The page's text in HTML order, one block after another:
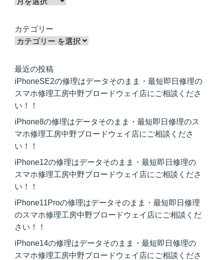
カテゴリー
最近の投稿
iPhoneSE2の修理はデータそのまま・最短即日修理の
スマホ修理工房中野ブロードウェイ店にご相談くださ
い！！
iPhone8の修理はデータそのまま・最短即日修理のス
マホ修理工房中野ブロードウェイ店にご相談くださ
い！！
iPhone12の修理はデータそのまま・最短即日修理の
スマホ修理工房中野ブロードウェイ店にご相談くださ
い！！
iPhone11Proの修理はデータそのまま・最短即日修理
のスマホ修理工房中野ブロードウェイ店にご相談くだ
さい！！
iPhone14の修理はデータそのまま・最短即日修理の
スマホ修理工房中野ブロードウェイ店にご相談くださ